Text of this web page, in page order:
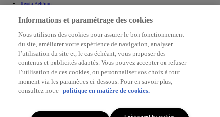
Toyota Belgium
Contact & Infos
Rendez-vous entretien
Rendez-vous en concession (Opens in new window)
Contactez-nous
Support (FAQ)
Application My Toyota
Vie privée
Data sharing
Cookies
(Opens in new window)
Informations et paramétrage des cookies
Nous utilisons des cookies pour assurer le bon fonctionnement
du site, améliorer votre expérience de navigation, analyser
l’utilisation du site et, le cas échéant, vous proposer des
contenus et publicités adaptés. Vous pouvez accepter ou refuser
l’utilisation de ces cookies, ou personnaliser vos choix à tout
moment via les paramètres ci-dessous. Pour en savoir plus,
consultez notre politique en matière de cookies.